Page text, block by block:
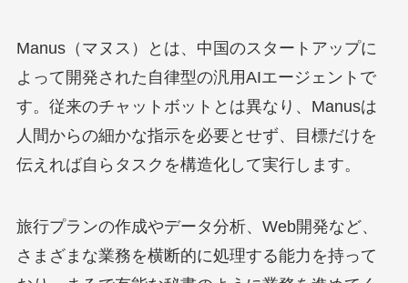
Manus（マヌス）とは、中国のスタートアップに
よって開発された自律型の汎用AIエージェントで
す。従来のチャットボットとは異なり、Manusは
人間からの細かな指示を必要とせず、目標だけを
伝えれば自らタスクを構造化して実行します。
旅行プランの作成やデータ分析、Web開発など、
さまざまな業務を横断的に処理する能力を持って